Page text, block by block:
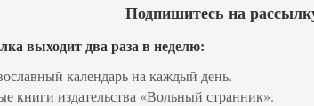
Подпишитесь на
выходит два раза в неделю:
календарь на каждый день.
книги издательства «Вольный странник».